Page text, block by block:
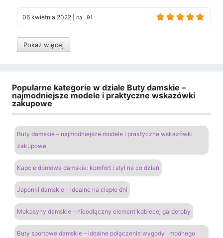
06 kwietnia 2022 na...91
Pokaż więcej
Popularne kategorie w dziale Buty damskie –
najmodniejsze modele i praktyczne wskazówki
zakupowe
Buty damskie – najmodniejsze modele i praktyczne wskazówki
zakupowe
Kapcie domowe damskie: komfort i styl na co dzień
Japonki damskie - idealne na ciepłe dni
Mokasyny damskie – nieodłączny element kobiecej garderoby
Buty sportowe damskie – idealne połączenie wygody i modnego